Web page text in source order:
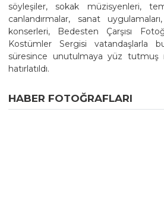
söyleşiler, sokak müzisyenleri,
canlandırmalar, sanat
konserleri, Bedesten Çarşısı
Kostümler Sergisi vatandaşlarla
süresince unutulmaya yüz tutmuş
hatırlatıldı.
HABER FOTOĞRAFLARI